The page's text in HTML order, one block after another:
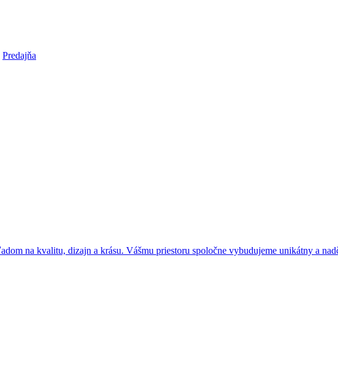
Predajňa
na kvalitu, dizajn a krásu. Vášmu priestoru spoločne vybudujeme unikátny a